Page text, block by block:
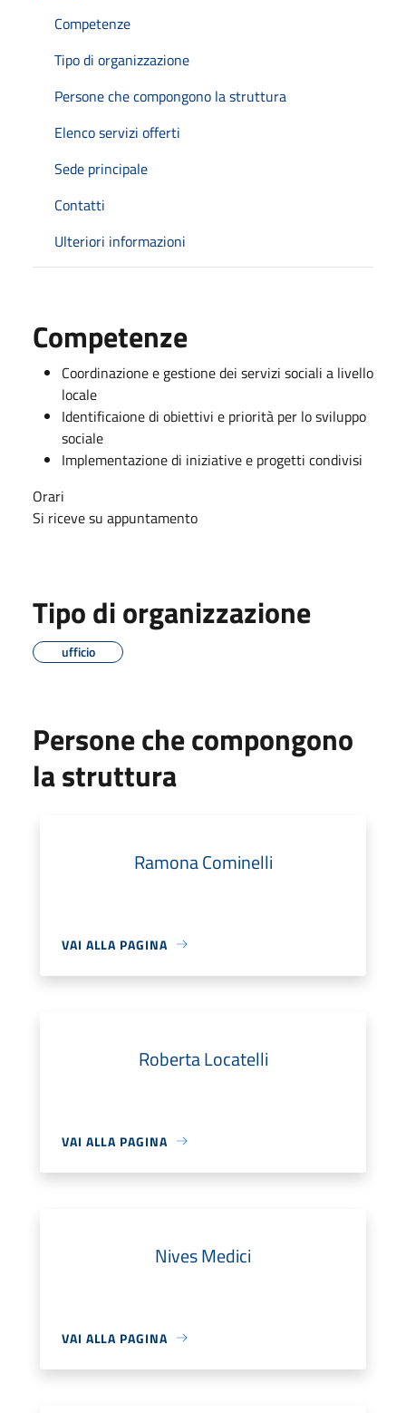
Competenze
Tipo di organizzazione
Persone che compongono la struttura
Elenco servizi offerti
Sede principale
Contatti
Ulteriori informazioni
Competenze
Coordinazione e gestione dei servizi sociali a livello
locale
Identificaione di obiettivi e priorità per lo sviluppo
sociale
Implementazione di iniziative e progetti condivisi
Orari
Si riceve su appuntamento
Tipo di organizzazione
ufficio
Persone che compongono
la struttura
Ramona Cominelli
VAI ALLA PAGINA
Roberta Locatelli
VAI ALLA PAGINA
Nives Medici
VAI ALLA PAGINA